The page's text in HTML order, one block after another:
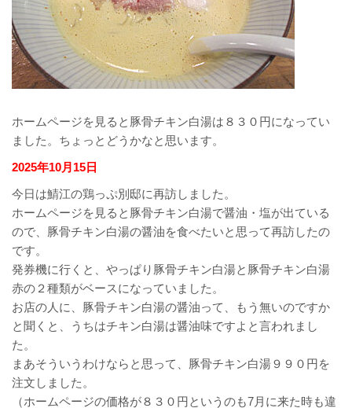
ホームページを見ると豚骨チキン白湯は８３０円になってい
ました。ちょっとどうかなと思います。
2025年10月15日
今日は鯖江の鶏っぷ別邸に再訪しました。
ホームページを見ると豚骨チキン白湯で醤油・塩が出ている
ので、豚骨チキン白湯の醤油を食べたいと思って再訪したの
です。
発券機に行くと、やっぱり豚骨チキン白湯と豚骨チキン白湯
赤の２種類がベースになっていました。
お店の人に、豚骨チキン白湯の醤油って、もう無いのですか
と聞くと、うちはチキン白湯は醤油味ですよと言われまし
た。
まあそういうわけならと思って、豚骨チキン白湯９９０円を
注文しました。
（ホームページの価格が８３０円というのも7月に来た時も違